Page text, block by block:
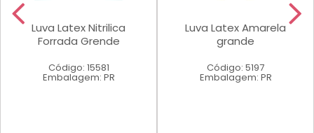
Luva Latex Nitrilica
Forrada Grende
Código: 15581
Embalagem: PR
Luva Latex Amarela
grande
Código: 5197
Embalagem: PR